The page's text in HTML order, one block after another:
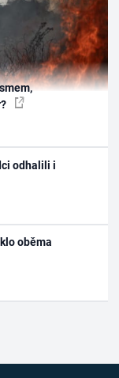
odhalili i
oběma